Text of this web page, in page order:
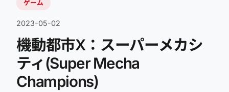
ゲーム
2023-05-02
機動都市X：スーパーメカシ
ティ(Super Mecha
Champions)